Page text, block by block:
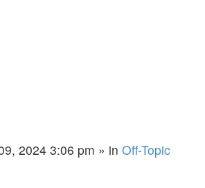
2024 3:06 pm » in Off-Topic